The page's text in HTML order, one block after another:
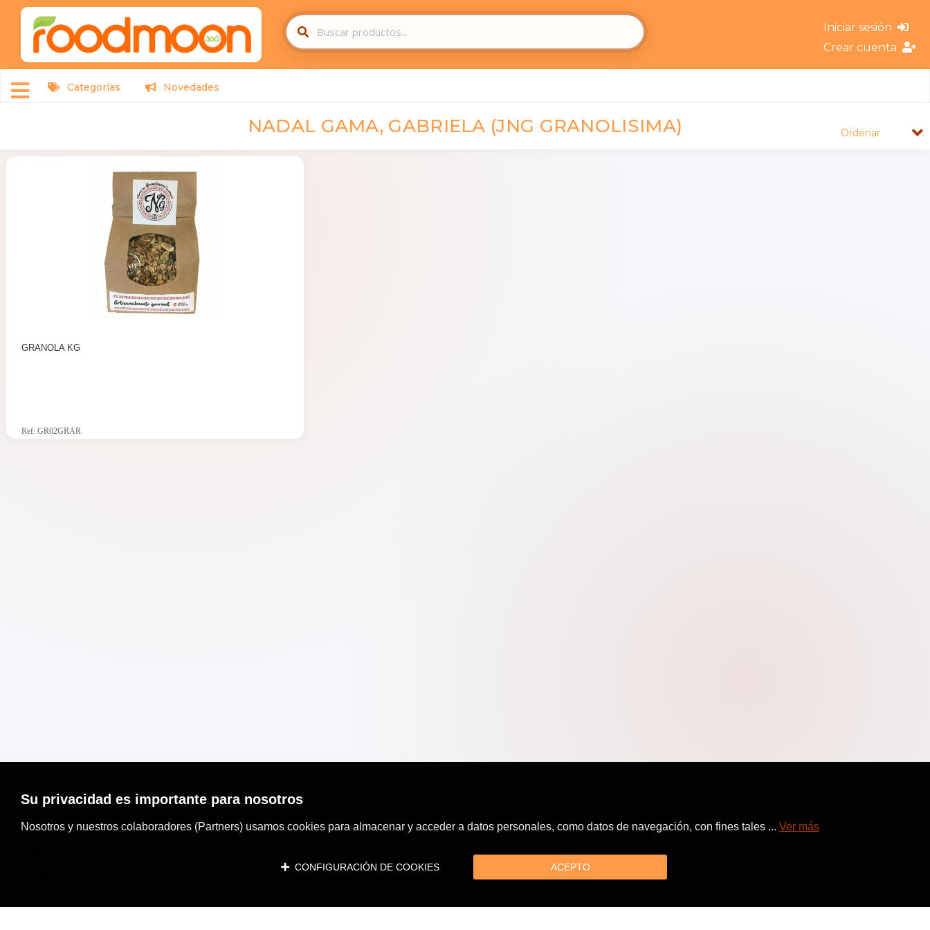
Iniciar sesión
Crear cuenta
Categorías Novedades
NADAL GAMA, GABRIELA (JNG GRANOLISIMA) Ordenar
GRANOLA KG
Ref: GR02GRAR
Su privacidad es importante para nosotros
Nosotros y nuestros colaboradores (Partners) usamos cookies para almacenar y acceder a datos personales, como datos de navegación, con fines tales ... Ver más
CONFIGURACIÓN DE COOKIES ACEPTO